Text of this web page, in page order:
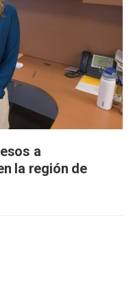
Encabezan Las Principales
De La Cultura En Mascota Con
De Los Archivos Municipales
Su Combate Al CJNG Con
Colmenares Márquez,
Sustento Legal De Las
Emergencia Ambiental Por
Estadio De Tritones Vallarta;
Taxis En Puerto Vallarta, ¿para
Mensaje De La Cuarta
Verde En El Estero El Salado
En Los PriceAgencies Awards
A Venezuela Con 718
a
la región de